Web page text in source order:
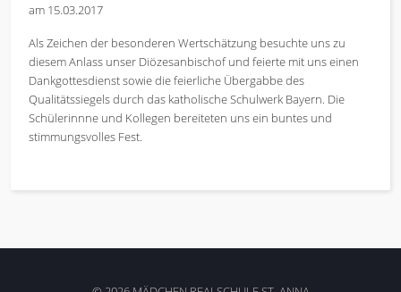
am 15.03.2017
Als Zeichen der besonderen Wertschätzung besuchte uns zu
diesem Anlass unser Diözesanbischof und feierte mit uns einen
Dankgottesdienst sowie die feierliche Übergabbe des
Qualitätssiegels durch das katholische Schulwerk Bayern. Die
Schülerinnne und Kollegen bereiteten uns ein buntes und
stimmungsvolles Fest.